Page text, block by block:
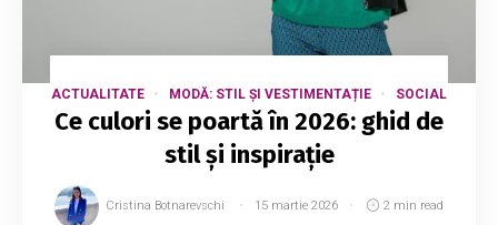
ACTUALITATE MODĂ: STIL ȘI VESTIMENTAȚIE SOCIAL
Ce culori se poartă în 2026: ghid de
stil și inspirație
Cristina Botnarevschi 15 martie 2026 2 min read